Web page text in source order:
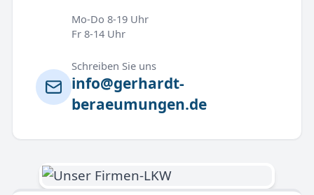
Mo-Do 8-19 Uhr
Fr 8-14 Uhr
Schreiben Sie uns
info@gerhardt-
beraeumungen.de